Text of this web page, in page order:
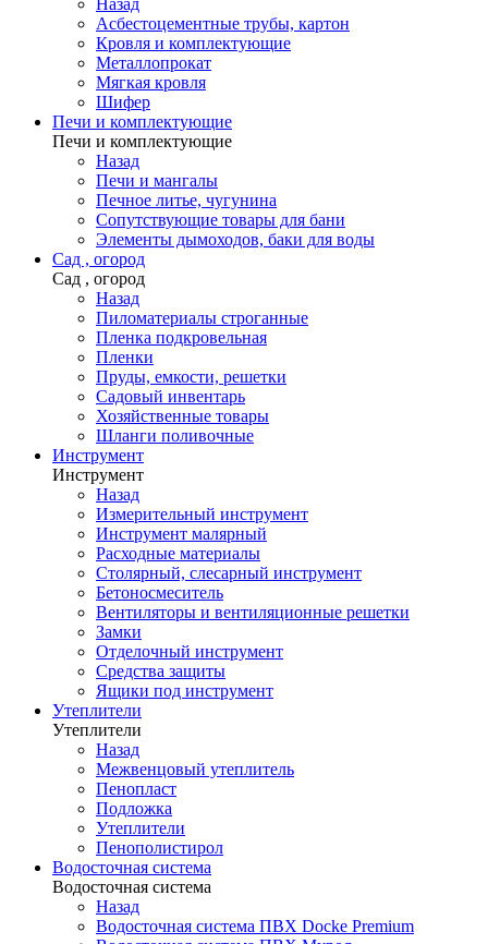
Назад
Асбестоцементные трубы, картон
Кровля и комплектующие
Металлопрокат
Мягкая кровля
Шифер
Печи и комплектующие
Печи и комплектующие
Назад
Печи и мангалы
Печное литье, чугунина
Сопутствующие товары для бани
Элементы дымоходов, баки для воды
Сад , огород
Сад , огород
Назад
Пиломатериалы строганные
Пленка подкровельная
Пленки
Пруды, емкости, решетки
Садовый инвентарь
Хозяйственные товары
Шланги поливочные
Инструмент
Инструмент
Назад
Измерительный инструмент
Инструмент малярный
Расходные материалы
Столярный, слесарный инструмент
Бетоносмеситель
Вентиляторы и вентиляционные решетки
Замки
Отделочный инструмент
Средства защиты
Ящики под инструмент
Утеплители
Утеплители
Назад
Межвенцовый утеплитель
Пенопласт
Подложка
Утеплители
Пенополистирол
Водосточная система
Водосточная система
Назад
Водосточная система ПВХ Docke Premium